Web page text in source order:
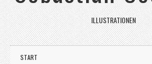
ILLUSTRATIONEN
START